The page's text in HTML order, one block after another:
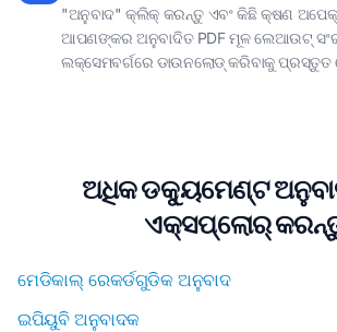
"ଅନୁବାଦ" କ୍ଲିକ୍ କରନ୍ତୁ ଏବଂ କିଛି କ୍ଷଣ
ଆପଣଙ୍କର ଅନୁବାଦିତ PDF ମୂଳ ଲେଆଉଟ୍
ଲକ୍ସେମବର୍ଗରେ ଡାଉନଲୋଡ୍ କରିବାକୁ ପ୍ରସ୍ତୁତ
ଅଧିକ ଡକ୍ୟୁମେଣ୍ଟ
ଏକ୍ସପ୍ଲୋର୍
ମେଡିକାଲ୍ ରେକର୍ଡଗୁଡିକ ଅନୁବାଦ
ଇପିୟୁବି ଅନୁବାଦକ